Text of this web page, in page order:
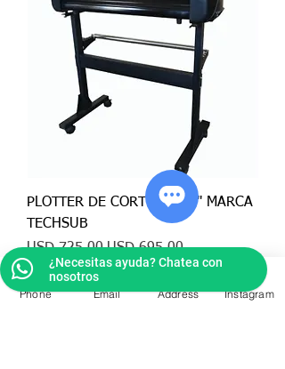
PLOTTER DE CORTE DE 24" MARCA
TECHSUB
Precio
USD 725.00Precio de oferta
USD 695.00
Phone Email Address Instagram
¿Necesitas ayuda? Chatea con
nosotros